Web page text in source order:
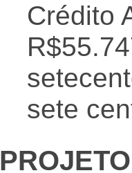
Crédito
sete